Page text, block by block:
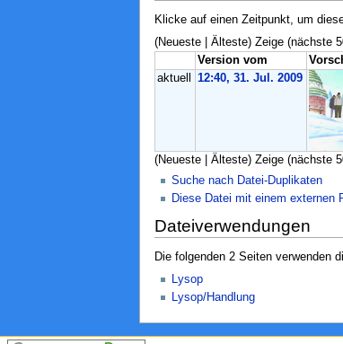
Klicke auf einen Zeitpunkt, um
(Neueste | Älteste) Zeige (nächste
Version vom
aktuell
12:40, 31. Jul. 2009
(Neueste | Älteste) Zeige (nächste
Suche nach Datei-Duplikaten
Diese Datei mit einem externen
Dateiverwendungen
Die folgenden 2 Seiten verwenden
Lysop
Lysop/Handlung